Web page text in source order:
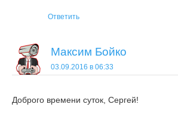
Ответить
Максим Бойко
03.09.2016 в 06:33
Доброго времени суток, Сергей!